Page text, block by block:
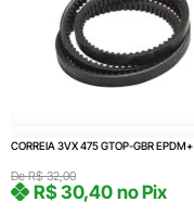
CORREIA 3VX 475 GTOP-GBR EPDM+
DeR$32,00
R$30,40 no Pix